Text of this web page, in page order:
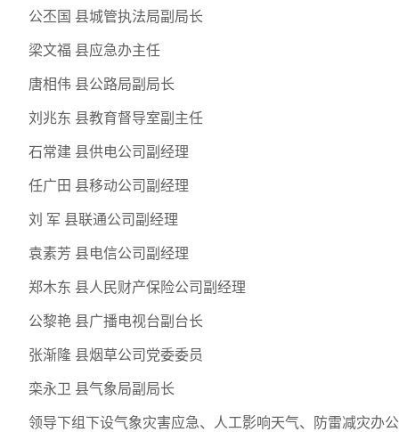
公丕国 县城管执法局副局长
梁文福 县应急办主任
唐相伟 县公路局副局长
刘兆东 县教育督导室副主任
石常建 县供电公司副经理
任广田 县移动公司副经理
刘 军 县联通公司副经理
袁素芳 县电信公司副经理
郑木东 县人民财产保险公司副经理
公黎艳 县广播电视台副台长
张渐隆 县烟草公司党委委员
栾永卫 县气象局副局长
领导下组下设气象灾害应急、人工影响天气、防雷减灾办公